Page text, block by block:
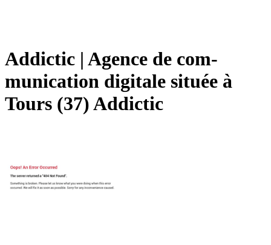
Addictic | Agence de com­
munica­tion digitale située à
Tours (37) Addictic